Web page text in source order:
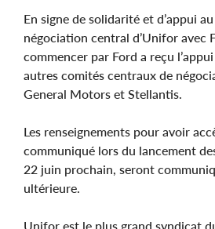
En signe de solidarité et d’appui
négociation central d’Unifor avec
commencer par Ford a reçu
autres comités centraux de
General Motors et Stellantis.
Les renseignements pour avoir
communiqué lors du lancement
22 juin prochain, seront
ultérieure.
Unifor est le plus grand syndicat